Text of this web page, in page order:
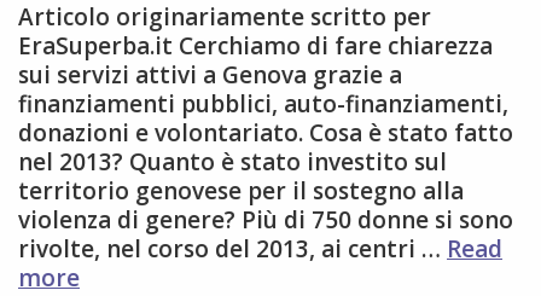
Articolo originariamente scritto per
EraSuperba.it Cerchiamo di fare chiarezza
sui servizi attivi a Genova grazie a
finanziamenti pubblici, auto-finanziamenti,
donazioni e volontariato. Cosa è stato fatto
nel 2013? Quanto è stato investito sul
territorio genovese per il sostegno alla
violenza di genere? Più di 750 donne si sono
rivolte, nel corso del 2013, ai centri … Read
moreViolenza